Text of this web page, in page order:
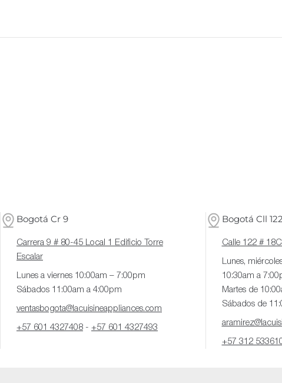
Bogotá Cr 9
Carrera 9 # 80-45 Local 1 Edificio Torre
Escalar
Lunes a viernes 10:00am – 7:00pm
Sábados 11:00am a 4:00pm
ventasbogota@lacuisineappliances.com
+57 601 4327408 - +57 601 4327493
Bogotá Cll 122
Calle 122 #
Lunes,
10:30am a
Martes de
Sábados de
+57 312